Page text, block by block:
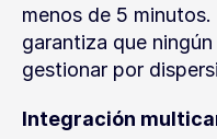
menos de 5
garantiza que
gestionar por
Integración